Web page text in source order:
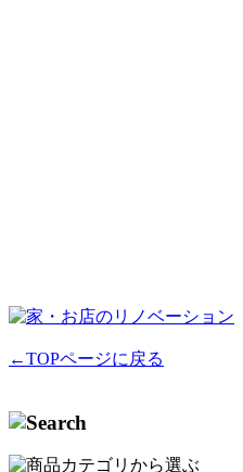
←TOPページに戻る